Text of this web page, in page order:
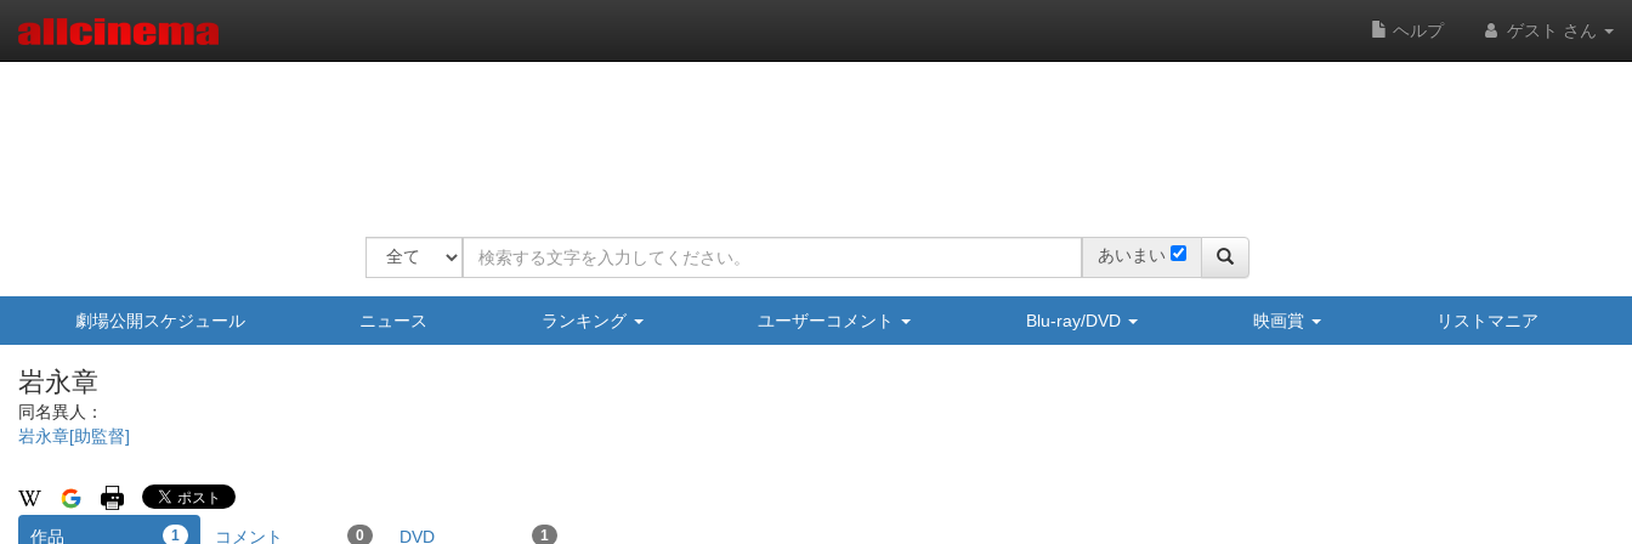
ヘルプ ゲスト さん
あいまい
劇場公開スケジュール ニュース ランキング ユーザーコメント Blu-ray/DVD 映画賞 リストマニア
岩永章
同名異人：
岩永章[助監督]
作品 1 コメント 0 DVD 1